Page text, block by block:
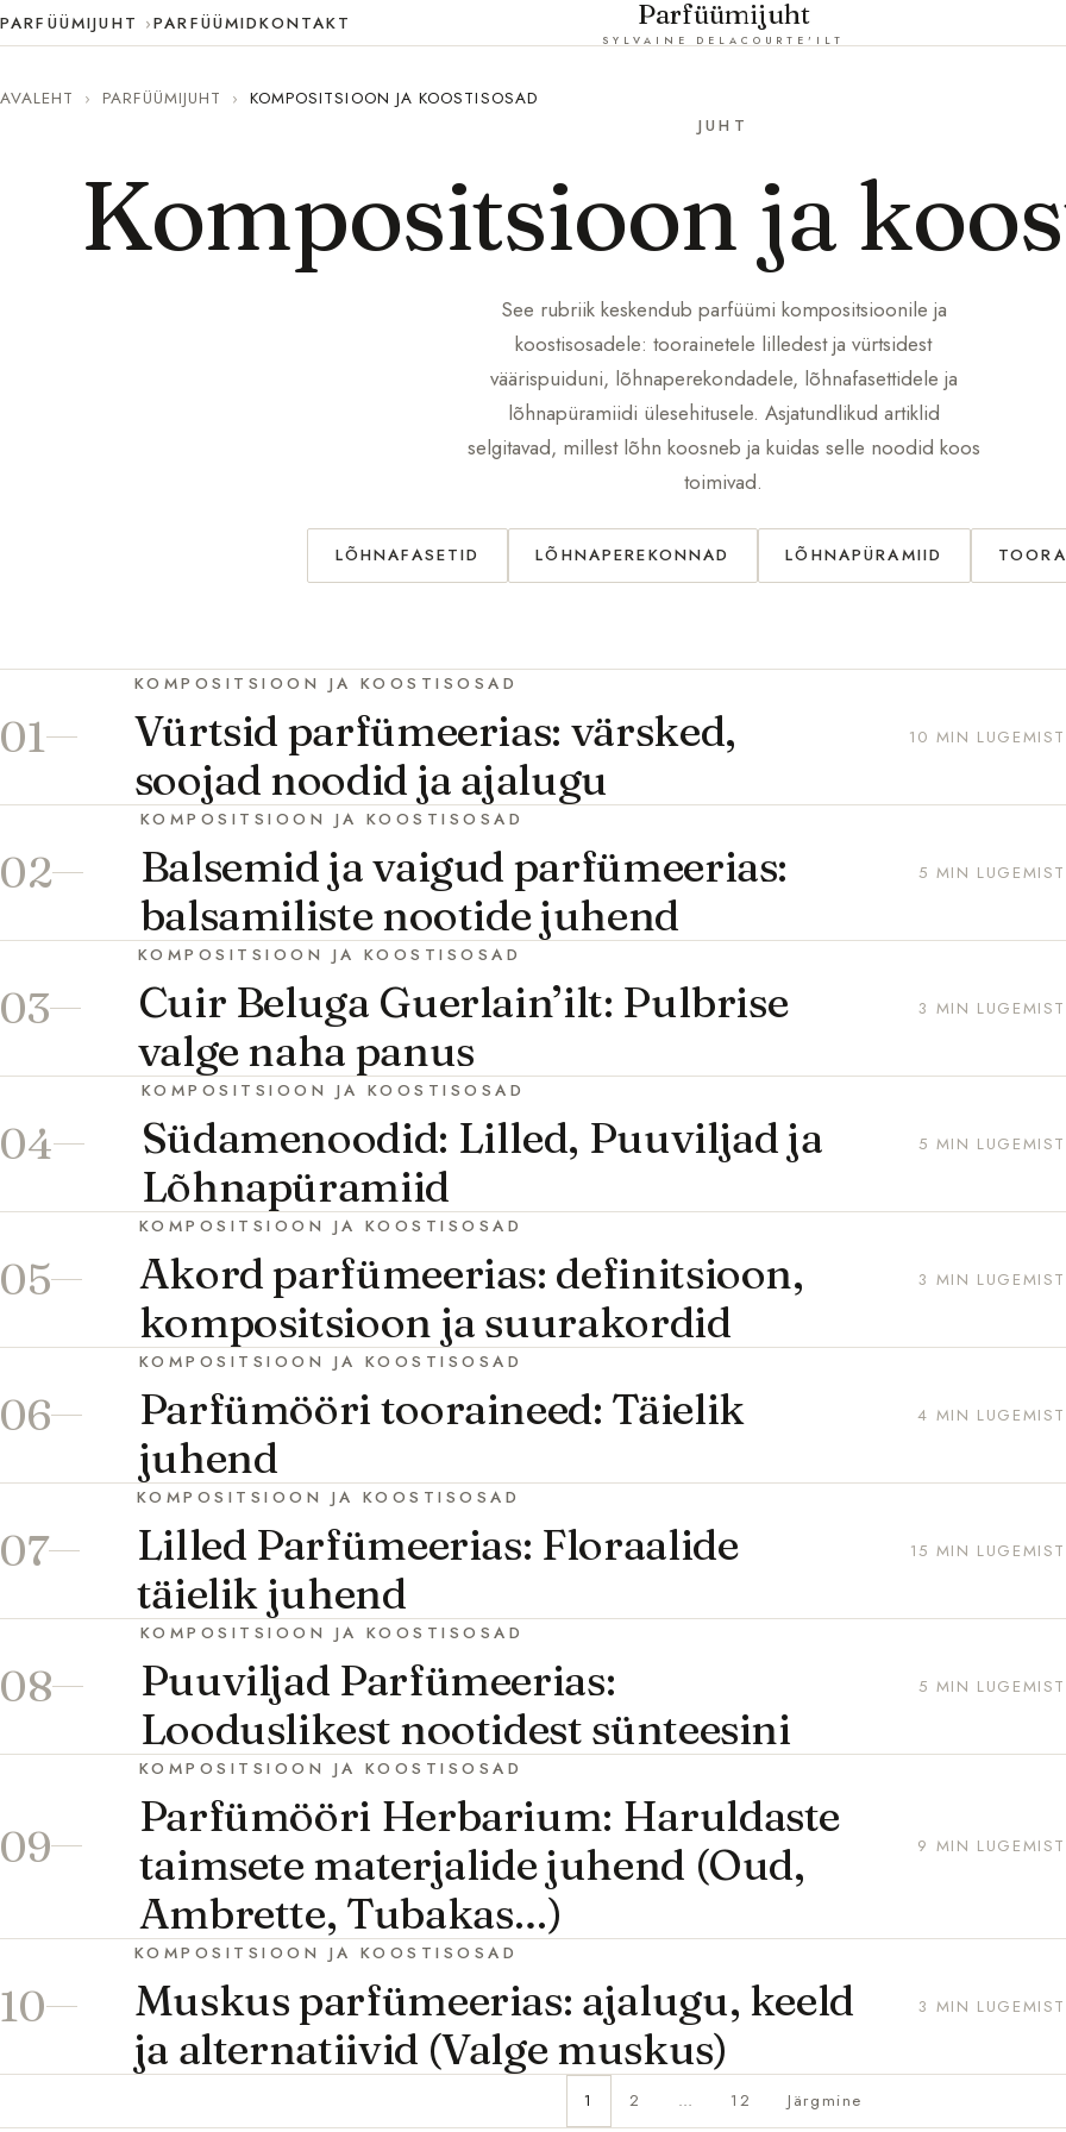
PARFÜÜMIJUHT PARFÜÜMIDKONTAKT Parfüümijuht
SYLVAINE DELACOURTE'ILT
AVALEHT › PARFÜÜMIJUHT › KOMPOSITSIOON JA KOOSTISOSAD
JUHT
Kompositsioon ja
See rubriik keskendub parfüümi kompositsioonile ja
koostisosadele: toorainetele lilledest ja vürtsidest
väärispuiduni, lõhnaperekondadele, lõhnafasettidele ja
lõhnapüramiidi ülesehitusele. Asjatundlikud artiklid
selgitavad, millest lõhn koosneb ja kuidas selle noodid koos
toimivad.
LÕHNAFASETID LÕHNAPEREKONNAD LÕHNAPÜRAMIID
01
KOMPOSITSIOON JA KOOSTISOSAD
Vürtsid parfümeerias: värsked,
soojad noodid ja ajalugu
10 MIN LUGEMIST
02
KOMPOSITSIOON JA KOOSTISOSAD
Balsemid ja vaigud parfümeerias:
balsamiliste nootide juhend
5 MIN LUGEMIST
03
KOMPOSITSIOON JA KOOSTISOSAD
Cuir Beluga Guerlain’ilt: Pulbrise
valge naha panus
3 MIN LUGEMIST
04
KOMPOSITSIOON JA KOOSTISOSAD
Südamenoodid: Lilled, Puuviljad ja
Lõhnapüramiid
5 MIN LUGEMIST
05
KOMPOSITSIOON JA KOOSTISOSAD
Akord parfümeerias: definitsioon,
kompositsioon ja suurakordid
3 MIN LUGEMIST
06
KOMPOSITSIOON JA KOOSTISOSAD
Parfümööri tooraineed: Täielik
juhend
4 MIN LUGEMIST
07
KOMPOSITSIOON JA KOOSTISOSAD
Lilled Parfümeerias: Floraalide
täielik juhend
15 MIN LUGEMIST
08
KOMPOSITSIOON JA KOOSTISOSAD
Puuviljad Parfümeerias:
Looduslikest nootidest sünteesini
5 MIN LUGEMIST
09
KOMPOSITSIOON JA KOOSTISOSAD
Parfümööri Herbarium: Haruldaste
taimsete materjalide juhend (Oud,
Ambrette, Tubakas…)
9 MIN LUGEMIST
10
KOMPOSITSIOON JA KOOSTISOSAD
Muskus parfümeerias: ajalugu, keeld
ja alternatiivid (Valge muskus)
3 MIN LUGEMIST
1 2 … 12 Järgmine